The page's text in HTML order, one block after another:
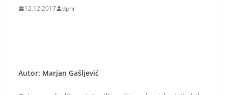
12.12.2017 dphr
Autor: Marjan Gašljević